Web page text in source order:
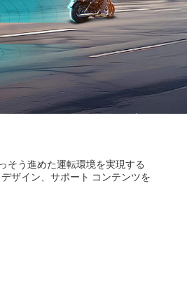
そう進めた運転環境を実現する
ザイン、サポート コンテンツを